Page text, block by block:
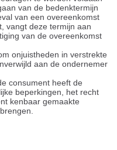
van de bedenktermijn
van een overeenkomst
vangt deze termijn aan
van de overeenkomst
onjuistheden in verstrekte
aan de ondernemer
consument heeft de
beperkingen, het recht
kenbaar gemaakte